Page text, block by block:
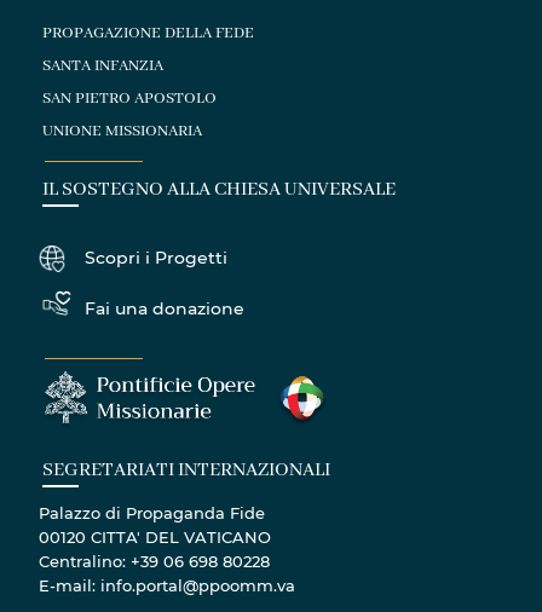
PROPAGAZIONE DELLA FEDE
SANTA INFANZIA
SAN PIETRO APOSTOLO
UNIONE MISSIONARIA
IL SOSTEGNO ALLA CHIESA UNIVERSALE
Scopri i Progetti
Fai una donazione
SEGRETARIATI INTERNAZIONALI
Palazzo di Propaganda Fide
00120 CITTA' DEL VATICANO
Centralino: +39 06 698 80228
E-mail: info.portal@ppoomm.va